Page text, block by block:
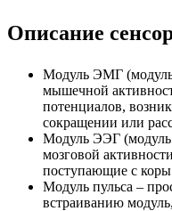
Описание
Модуль ЭМГ (модуль
мышечной
потенциалов,
сокращении или
Модуль ЭЭГ (модуль
мозговой
поступающие с коры
Модуль пульса –
встраиванию